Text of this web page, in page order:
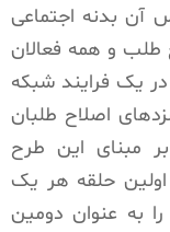
آن بدنه اجتماعی
طلب و همه فعالان
یک فرایند شبکه
اصلاح طلبان
مبنای این طرح
اولین حلقه هر یک
را به عنوان دومین